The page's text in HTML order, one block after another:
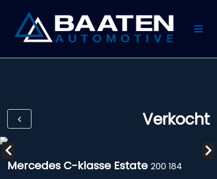
Verkocht
Mercedes C-klasse Estate 200 184